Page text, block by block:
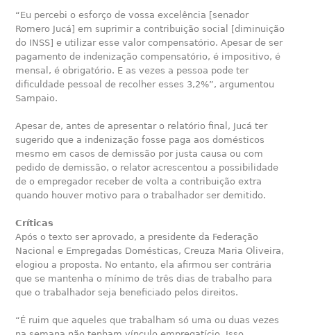
“Eu percebi o esforço de vossa excelência [senador
Romero Jucá] em suprimir a contribuição social [diminuição
do INSS] e utilizar esse valor compensatório. Apesar de ser
pagamento de indenização compensatório, é impositivo, é
mensal, é obrigatório. E as vezes a pessoa pode ter
dificuldade pessoal de recolher esses 3,2%”, argumentou
Sampaio.
Apesar de, antes de apresentar o relatório final, Jucá ter
sugerido que a indenização fosse paga aos domésticos
mesmo em casos de demissão por justa causa ou com
pedido de demissão, o relator acrescentou a possibilidade
de o empregador receber de volta a contribuição extra
quando houver motivo para o trabalhador ser demitido.
Críticas
Após o texto ser aprovado, a presidente da Federação
Nacional e Empregadas Domésticas, Creuza Maria Oliveira,
elogiou a proposta. No entanto, ela afirmou ser contrária
que se mantenha o mínimo de três dias de trabalho para
que o trabalhador seja beneficiado pelos direitos.
“É ruim que aqueles que trabalham só uma ou duas vezes